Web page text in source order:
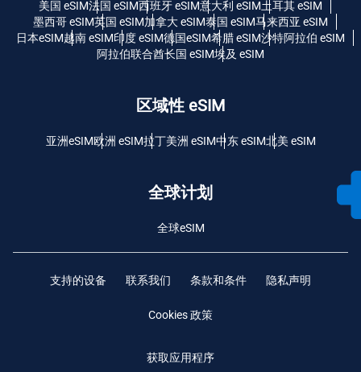
美国 eSIM法国 eSIM西班牙 eSIM意大利 eSIM土耳其 eSIM
墨西哥 eSIM英国 eSIM加拿大 eSIM泰国 eSIM马来西亚 eSIM
日本eSIM越南 eSIM印度 eSIM德国eSIM希腊 eSIM沙特阿拉伯 eSIM
阿拉伯联合酋长国 eSIM埃及 eSIM
区域性 eSIM
亚洲eSIM欧洲 eSIM拉丁美洲 eSIM中东 eSIM北美 eSIM
全球计划
全球eSIM
支持的设备 联系我们 条款和条件 隐私声明
Cookies 政策
获取应用程序